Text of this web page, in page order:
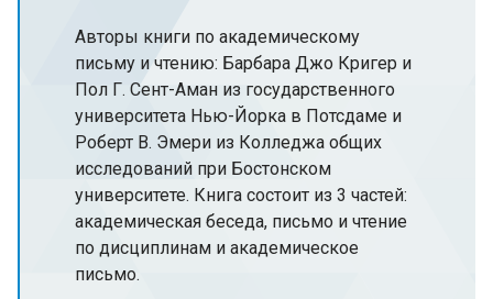
Авторы книги по академическому
письму и чтению: Барбара Джо Кригер и
Пол Г. Сент-Аман из государственного
университета Нью-Йорка в Потсдаме и
Роберт В. Эмери из Колледжа общих
исследований при Бостонском
университете. Книга состоит из 3 частей:
академическая беседа, письмо и чтение
по дисциплинам и академическое
письмо.